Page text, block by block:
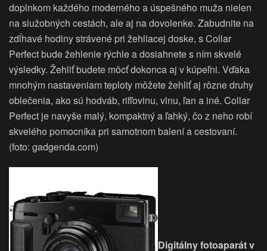
doplnkom každého moderného a úspešného muža nielen
na služobných cestách, ale aj na dovolenke. Zabudnite na
zdĺhavé hodiny strávené pri žehliacej doske, s Collar
Perfect bude žehlenie rýchle a dosiahnete s ním skvelé
výsledky. Žehliť budete môcť dokonca aj v kúpeľni. Vďaka
mnohým nastaveniam teploty môžete žehliť aj rôzne druhy
oblečenia, ako sú hodváb, rifľovinu, vlnu, ľan a iné. Collar
Perfect je navyše malý, kompaktný a ľahký, čo z neho robí
skvelého pomocníka pri samotnom balení a cestovaní.
(foto: gadgenda.com)
Digitálny fotoaparát v